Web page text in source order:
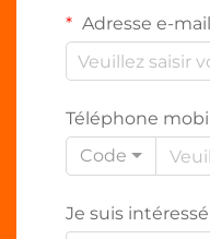
Adresse e-mail
Téléphone
Code
Je suis